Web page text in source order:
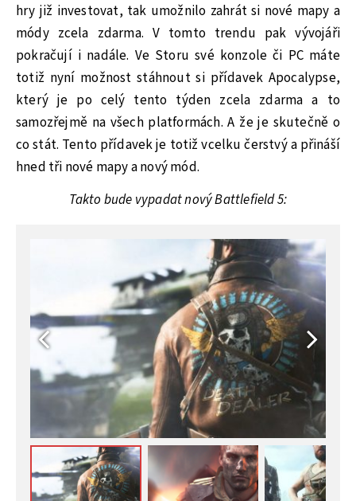
hry již investovat, tak umožnilo zahrát si nové mapy a
módy zcela zdarma. V tomto trendu pak vývojáři
pokračují i nadále. Ve Storu své konzole či PC máte
totiž nyní možnost stáhnout si přídavek Apocalypse,
který je po celý tento týden zcela zdarma a to
samozřejmě na všech platformách. A že je skutečně o
co stát. Tento přídavek je totiž vcelku čerstvý a přináší
hned tři nové mapy a nový mód.
Takto bude vypadat nový Battlefield 5: